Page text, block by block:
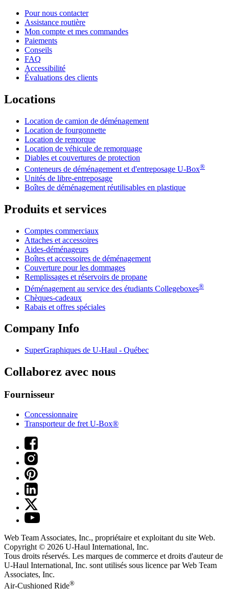
Pour nous contacter
Assistance routière
Mon compte et mes commandes
Paiements
Conseils
FAQ
Accessibilité
Évaluations des clients
Locations
Location de camion de déménagement
Location de fourgonnette
Location de remorque
Location de véhicule de remorquage
Diables et couvertures de protection
Conteneurs de déménagement et d'entreposage U-Box®
Unités de libre-entreposage
Boîtes de déménagement réutilisables en plastique
Produits et services
Comptes commerciaux
Attaches et accessoires
Aides-déménageurs
Boîtes et accessoires de déménagement
Couverture pour les dommages
Remplissages et réservoirs de propane
Déménagement au service des étudiants Collegeboxes®
Chèques-cadeaux
Rabais et offres spéciales
Company Info
SuperGraphiques de U-Haul - Québec
Collaborez avec nous
Fournisseur
Concessionnaire
Transporteur de fret U-Box®
Web Team Associates, Inc., propriétaire et exploitant du site Web.
Copyright © 2026 U-Haul International, Inc.
Tous droits réservés. Les marques de commerce et droits d'auteur de
U-Haul International, Inc. sont utilisés sous licence par Web Team
Associates, Inc.
Air-Cushioned Ride®